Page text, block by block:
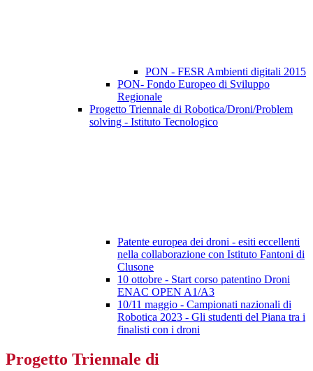
PON - FESR Ambienti digitali 2015
PON- Fondo Europeo di Sviluppo
Regionale
Progetto Triennale di Robotica/Droni/Problem
solving - Istituto Tecnologico
Patente europea dei droni - esiti eccellenti
nella collaborazione con Istituto Fantoni di
Clusone
10 ottobre - Start corso patentino Droni
ENAC OPEN A1/A3
10/11 maggio - Campionati nazionali di
Robotica 2023 - Gli studenti del Piana tra i
finalisti con i droni
Progetto Triennale di